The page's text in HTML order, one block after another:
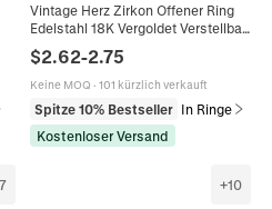
Vintage Herz Zirkon Offener Ring
Edelstahl 18K Vergoldet Verstellbar
Frauen
$2.62-2.75
Keine MOQ · 101 kürzlich verkauft
Spitze 10% Bestseller In Ringe
Kostenloser Versand
+10